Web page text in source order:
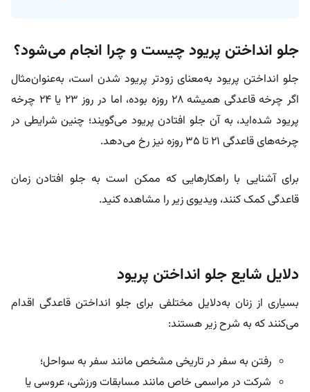
جلو انداختن پریود چیست و چرا انجام می‌شود؟
جلو انداختن پریود به‌معنای زودتر پریود‌ شدن است، به‌عنوان‌مثال
اگر چرخه‌ قاعدگی همیشه ۲۸ روزه بوده، اما در روز ۲۳ یا ۲۴ چرخه
پریود شده‌اید، به‌ آن جلو افتادن پریود می‌گویند؛ چنین شرایطی در
چرخه‌های قاعدگی ۲۱ تا ۳۵ روزه نیز رخ می‌دهد.
برای آشنایی با راهکارهایی که ممکن است به جلو افتادن زمان
قاعدگی کمک کنند، ویدیوی زیر را مشاهده کنید.
دلایل شایع جلو انداختن پریود
بسیاری از زنان به‌دلایل مختلفی برای جلو انداختن قاعدگی اقدام
می‌کنند که به شرح زیر هستند:
رفتن به سفر در تاریخی مشخص مانند سفر به سواحل؛
شرکت در مراسمی خاص مانند مسابقات ورزشی، عروسی یا